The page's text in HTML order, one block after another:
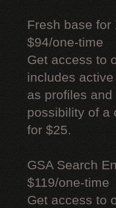
Fresh base for
$94/one-time
Get access to
includes
as profiles
possibility of a
for $25.
GSA Search
$119/one-time
Get access to